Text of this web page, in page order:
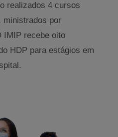
realizados 4 cursos
ministrados por
IMIP recebe oito
HDP para estágios em